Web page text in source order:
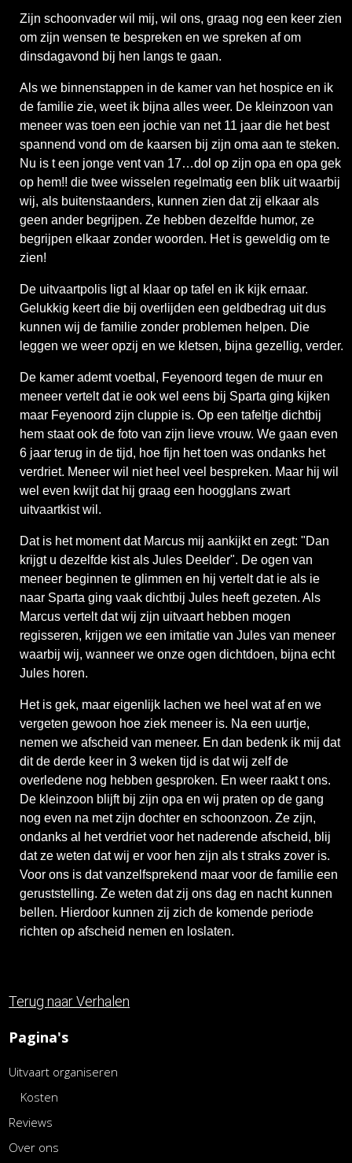
Zijn schoonvader wil mij, wil ons, graag nog een keer zien
om zijn wensen te bespreken en we spreken af om
dinsdagavond bij hen langs te gaan.
Als we binnenstappen in de kamer van het hospice en ik
de familie zie, weet ik bijna alles weer. De kleinzoon van
meneer was toen een jochie van net 11 jaar die het best
spannend vond om de kaarsen bij zijn oma aan te steken.
Nu is t een jonge vent van 17…dol op zijn opa en opa gek
op hem!! die twee wisselen regelmatig een blik uit waarbij
wij, als buitenstaanders, kunnen zien dat zij elkaar als
geen ander begrijpen. Ze hebben dezelfde humor, ze
begrijpen elkaar zonder woorden. Het is geweldig om te
zien!
De uitvaartpolis ligt al klaar op tafel en ik kijk ernaar.
Gelukkig keert die bij overlijden een geldbedrag uit dus
kunnen wij de familie zonder problemen helpen. Die
leggen we weer opzij en we kletsen, bijna gezellig, verder.
De kamer ademt voetbal, Feyenoord tegen de muur en
meneer vertelt dat ie ook wel eens bij Sparta ging kijken
maar Feyenoord zijn cluppie is. Op een tafeltje dichtbij
hem staat ook de foto van zijn lieve vrouw. We gaan even
6 jaar terug in de tijd, hoe fijn het toen was ondanks het
verdriet. Meneer wil niet heel veel bespreken. Maar hij wil
wel even kwijt dat hij graag een hoogglans zwart
uitvaartkist wil.
Dat is het moment dat Marcus mij aankijkt en zegt: "Dan
krijgt u dezelfde kist als Jules Deelder". De ogen van
meneer beginnen te glimmen en hij vertelt dat ie als ie
naar Sparta ging vaak dichtbij Jules heeft gezeten. Als
Marcus vertelt dat wij zijn uitvaart hebben mogen
regisseren, krijgen we een imitatie van Jules van meneer
waarbij wij, wanneer we onze ogen dichtdoen, bijna echt
Jules horen.
Het is gek, maar eigenlijk lachen we heel wat af en we
vergeten gewoon hoe ziek meneer is. Na een uurtje,
nemen we afscheid van meneer. En dan bedenk ik mij dat
dit de derde keer in 3 weken tijd is dat wij zelf de
overledene nog hebben gesproken. En weer raakt t ons.
De kleinzoon blijft bij zijn opa en wij praten op de gang
nog even na met zijn dochter en schoonzoon. Ze zijn,
ondanks al het verdriet voor het naderende afscheid, blij
dat ze weten dat wij er voor hen zijn als t straks zover is.
Voor ons is dat vanzelfsprekend maar voor de familie een
geruststelling. Ze weten dat zij ons dag en nacht kunnen
bellen. Hierdoor kunnen zij zich de komende periode
richten op afscheid nemen en loslaten.
Terug naar Verhalen
Pagina's
Uitvaart organiseren
Kosten
Reviews
Over ons